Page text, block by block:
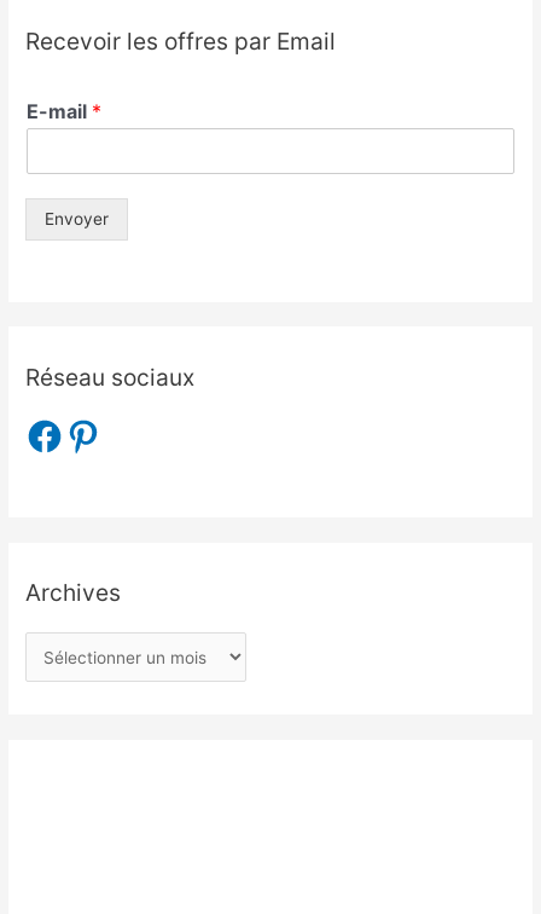
Recevoir les offres par Email
E-mail *
Envoyer
Réseau sociaux
Archives